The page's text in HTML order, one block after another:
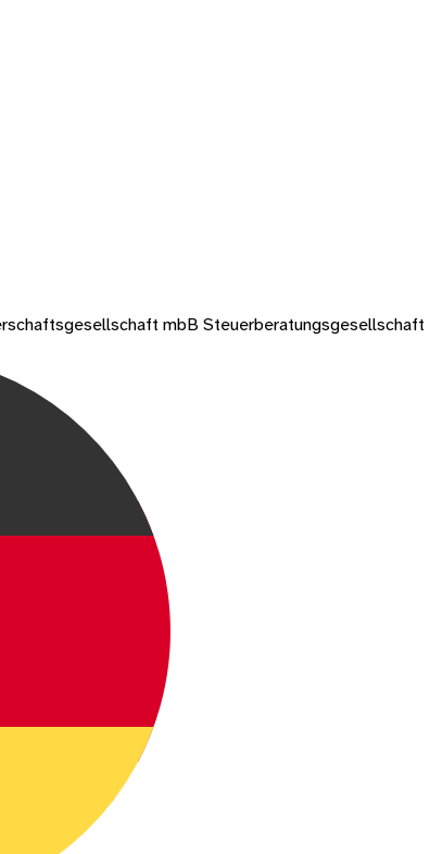
mbB Steuerberatungsgesellschaft